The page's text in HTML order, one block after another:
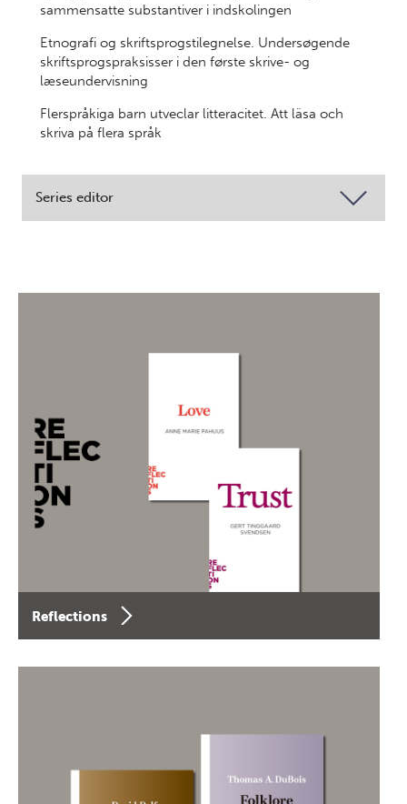
sammensatte substantiver i indskolingen
Etnografi og skriftsprogstilegnelse. Undersøgende
skriftsprogspraksisser i den første skrive- og
læseundervisning
Flerspråkiga barn utveclar litteracitet. Att läsa och
skriva på flera språk
Series editor
Reflections